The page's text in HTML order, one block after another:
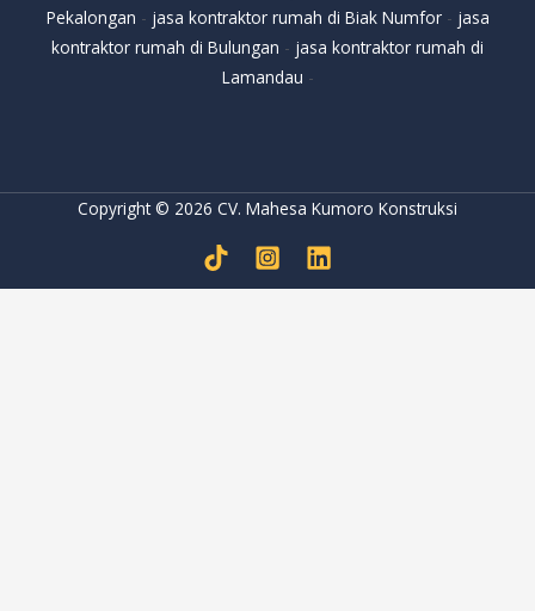
Pekalongan - jasa kontraktor rumah di Biak Numfor- jasa
kontraktor rumah di Bulungan - jasa kontraktor rumah di
Lamandau -
Copyright © 2026 CV. Mahesa Kumoro Konstruksi